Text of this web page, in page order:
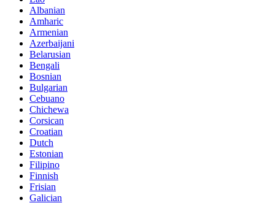
Albanian
Amharic
Armenian
Azerbaijani
Belarusian
Bengali
Bosnian
Bulgarian
Cebuano
Chichewa
Corsican
Croatian
Dutch
Estonian
Filipino
Finnish
Frisian
Galician